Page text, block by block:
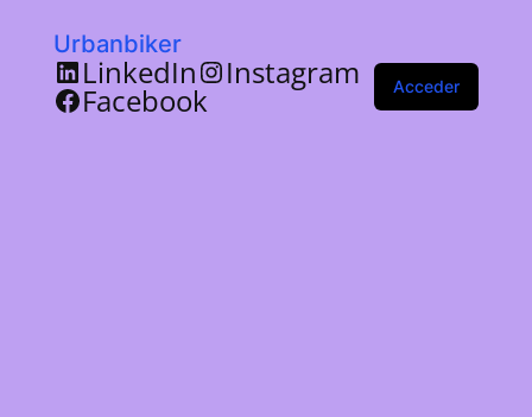
Urbanbiker
LinkedIn Instagram
Facebook Acceder